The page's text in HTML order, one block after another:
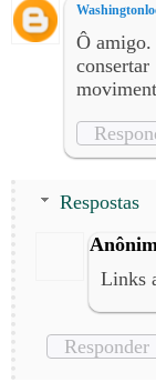
Ô
Respostas
Links
Responder